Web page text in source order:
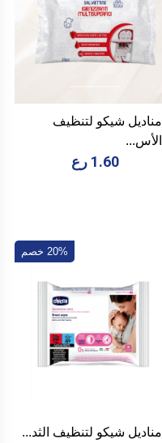
مناديل شيكو لتنظيف
الأس...
1.60 رع
20% خصم
مناديل شيكو لتنظيف الثد...